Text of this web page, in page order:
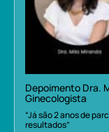
Depoimento Dra.
Ginecologista
“Já são 2 anos de
resultados”